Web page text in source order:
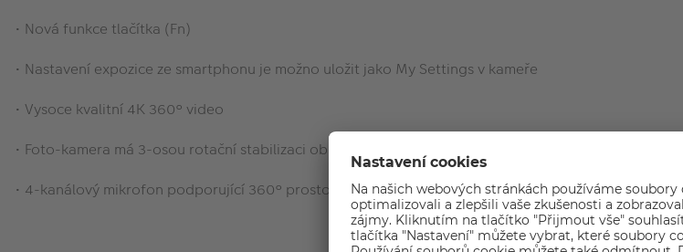
• Nová funkce tlačítka (Fn)
• Nastavení expozice ze smartphonu je možno uložit jako My Settings v kameře
• Vysoce kvalitní 4K 360° video
• Foto-kamera má 3-osou rotační stabilizaci obrazu pro záznam videa použitím nejnovější technologie
• 4-kanálový mikrofon podporující 360° prostorový záznam zvuku